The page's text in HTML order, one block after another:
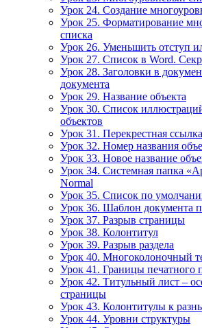
Урок 24. Создание
Урок 25. Форматирование
списка
Урок 26. Уменьшить отступ
Урок 27. Список в Word.
Урок 28. Заголовки в
документа
Урок 29. Название объекта
Урок 30. Список
объектов
Урок 31. Перекрестная
Урок 32. Номер названия
Урок 33. Новое название
Урок 34. Системная папка
Normal
Урок 35. Список по
Урок 36. Шаблон документа
Урок 37. Разрыв страницы
Урок 38. Колонтитул
Урок 39. Разрыв раздела
Урок 40. Многоколоночный
Урок 41. Границы печатного
Урок 42. Титульный лист –
страницы
Урок 43. Колонтитулы к
Урок 44. Уровни структуры